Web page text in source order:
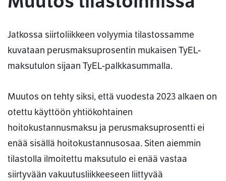
Jatkossa siirtoliikkeen volyymia tilastossamme
kuvataan perusmaksuprosentin mukaisen TyEL-
maksutulon sijaan TyEL-palkkasummalla.
Muutos on tehty siksi, että vuodesta 2023 alkaen on
otettu käyttöön yhtiökohtainen
hoitokustannusmaksu ja perusmaksuprosentti ei
enää sisällä hoitokustannusosaa. Siten aiemmin
tilastolla ilmoitettu maksutulo ei enää vastaa
siirtyvään vakuutusliikkeeseen liittyvää